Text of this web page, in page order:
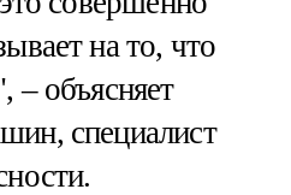
на то, что
– объясняет
специалист